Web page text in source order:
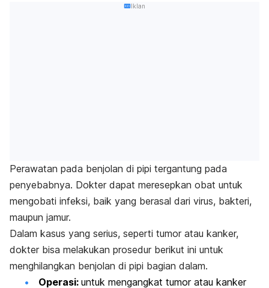
Iklan
Perawatan pada benjolan di pipi tergantung pada
penyebabnya. Dokter dapat meresepkan obat untuk
mengobati infeksi, baik yang berasal dari virus, bakteri,
maupun jamur.
Dalam kasus yang serius, seperti tumor atau kanker,
dokter bisa melakukan prosedur berikut ini untuk
menghilangkan benjolan di pipi bagian dalam.
Operasi: untuk mengangkat tumor atau kanker